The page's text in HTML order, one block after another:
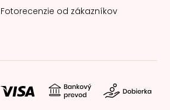
Fotorecenzie od zákazníkov